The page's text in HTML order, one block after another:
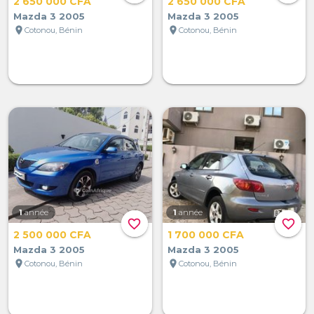
Mazda 3 2005
location_on Cotonou, Bénin
Mazda 3 2005
location_on Cotonou, Bénin
favorite_border
1 année
2 500 000 CFA
Mazda 3 2005
location_on Cotonou, Bénin
favorite_border
1 année
1 700 000 CFA
Mazda 3 2005
location_on Cotonou, Bénin